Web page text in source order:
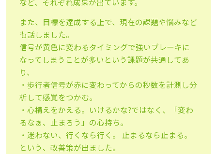
また、目標を達成する上で、現在の課題や悩みなど
も話しました。
信号が黄色に変わるタイミングで強いブレーキに
なってしまうことが多いという課題が共通してあ
り、
・歩行者信号が赤に変わってからの秒数を計測し分
析して感覚をつかむ。
・心構えをかえる。いけるかな?ではなく、「変わ
るなぁ、止まろう」の心持ち。
・迷わない、行くなら行く。 止まるなら止まる。
という、改善策が出ました。